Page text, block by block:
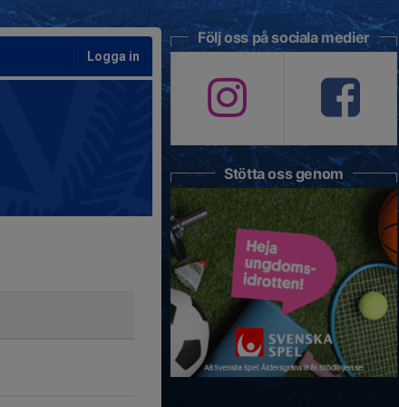
Logga in
Följ oss på sociala medier
Stötta oss genom